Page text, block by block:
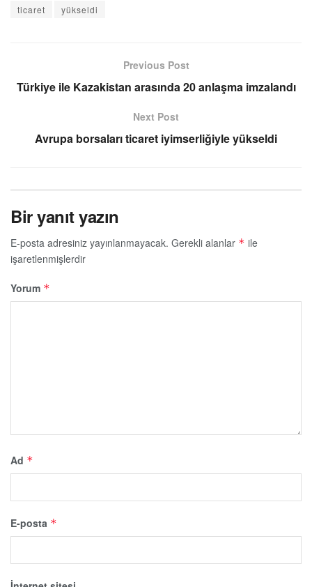
ticaret
yükseldi
Previous Post
Türkiye ile Kazakistan arasında 20 anlaşma imzalandı
Next Post
Avrupa borsaları ticaret iyimserliğiyle yükseldi
Bir yanıt yazın
E-posta adresiniz yayınlanmayacak. Gerekli alanlar * ile
işaretlenmişlerdir
Yorum *
Ad *
E-posta *